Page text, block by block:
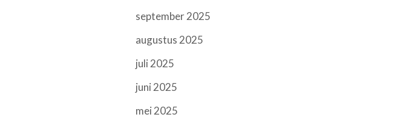
september 2025
augustus 2025
juli 2025
juni 2025
mei 2025